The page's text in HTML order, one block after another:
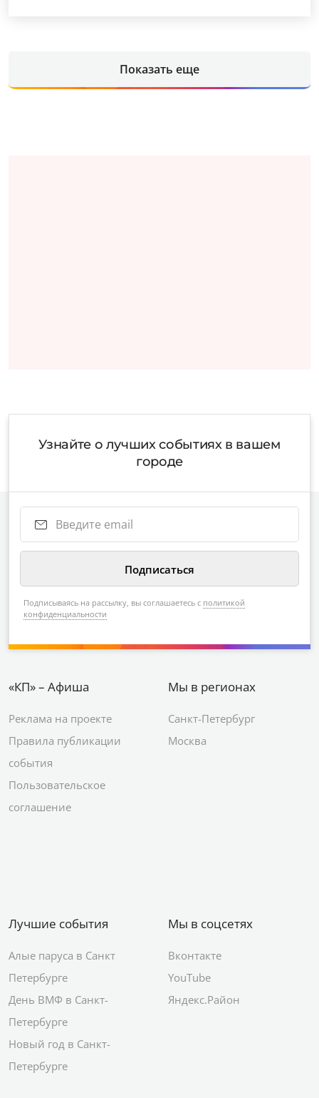
Показать еще
Узнайте о лучших событиях в вашем
городе
Подписываясь на рассылку, вы соглашаетесь с политикой
конфиденциальности
«КП» – Афиша
Реклама на проекте
Правила публикации
события
Пользовательское
соглашение
Мы в регионах
Санкт-Петербург
Москва
Лучшие события
Алые паруса в Санкт
Петербурге
День ВМФ в Санкт-
Петербурге
Новый год в Санкт-
Петербурге
Мы в соцсетях
Вконтакте
YouTube
Яндекс.Район